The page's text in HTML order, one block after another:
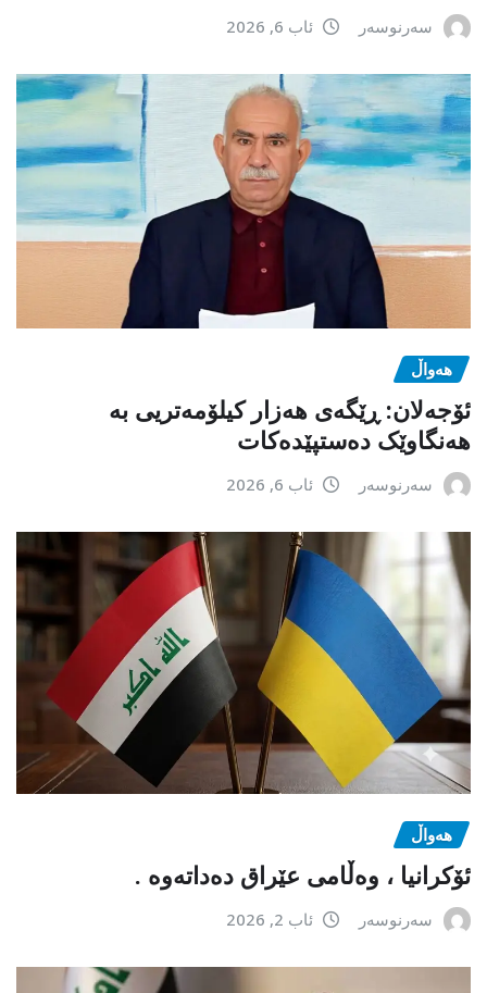
سەرنوسەر ئاب 6, 2026
هەواڵ
ئۆجەلان: ڕێگەی هەزار کیلۆمەتریی بە
هەنگاوێک دەستپێدەکات
سەرنوسەر ئاب 6, 2026
هەواڵ
ئۆکرانیا ، وەڵامی عێراق دەداتەوە .
سەرنوسەر ئاب 2, 2026